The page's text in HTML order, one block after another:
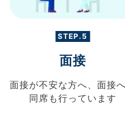
STEP.5
面接
面接が不安な方へ、 面接
同席も行っています